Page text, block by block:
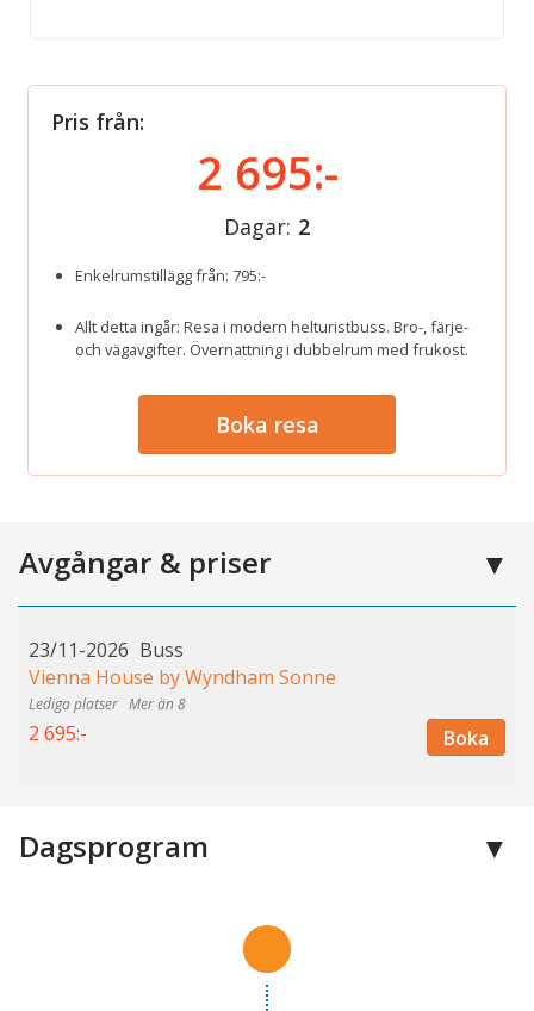
Pris från:
2 695:-
Dagar: 2
Enkelrumstillägg från: 795:-
Allt detta ingår: Resa i modern helturistbuss. Bro-, färje-
och vägavgifter. Övernattning i dubbelrum med frukost.
Boka resa
Avgångar & priser
23/11-2026 Buss
Vienna House by Wyndham Sonne
Mer än 8
2 695:- Boka
Dagsprogram